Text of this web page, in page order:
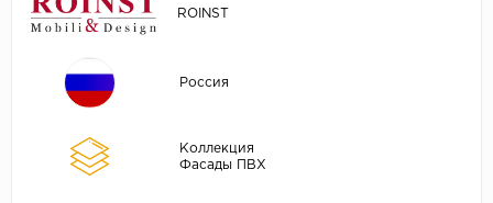
ROINST
Россия
Коллекция
Фасады ПВХ